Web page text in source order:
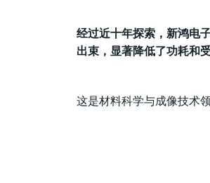
经过近十年探索，新鸿电
出束，显著降低了功耗和
这是材料科学与成像技术